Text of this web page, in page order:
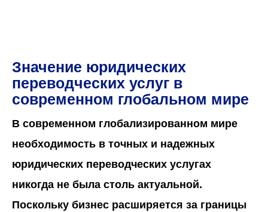
Значение юридических
переводческих услуг в
современном глобальном мире
В современном глобализированном мире
необходимость в точных и надежных
юридических переводческих услугах
никогда не была столь актуальной.
Поскольку бизнес расширяется за границы